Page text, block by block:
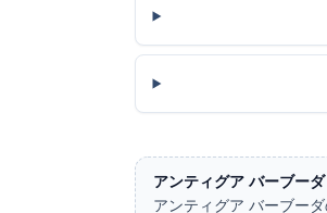
アンティグア バーブー
アンティグア バーブー